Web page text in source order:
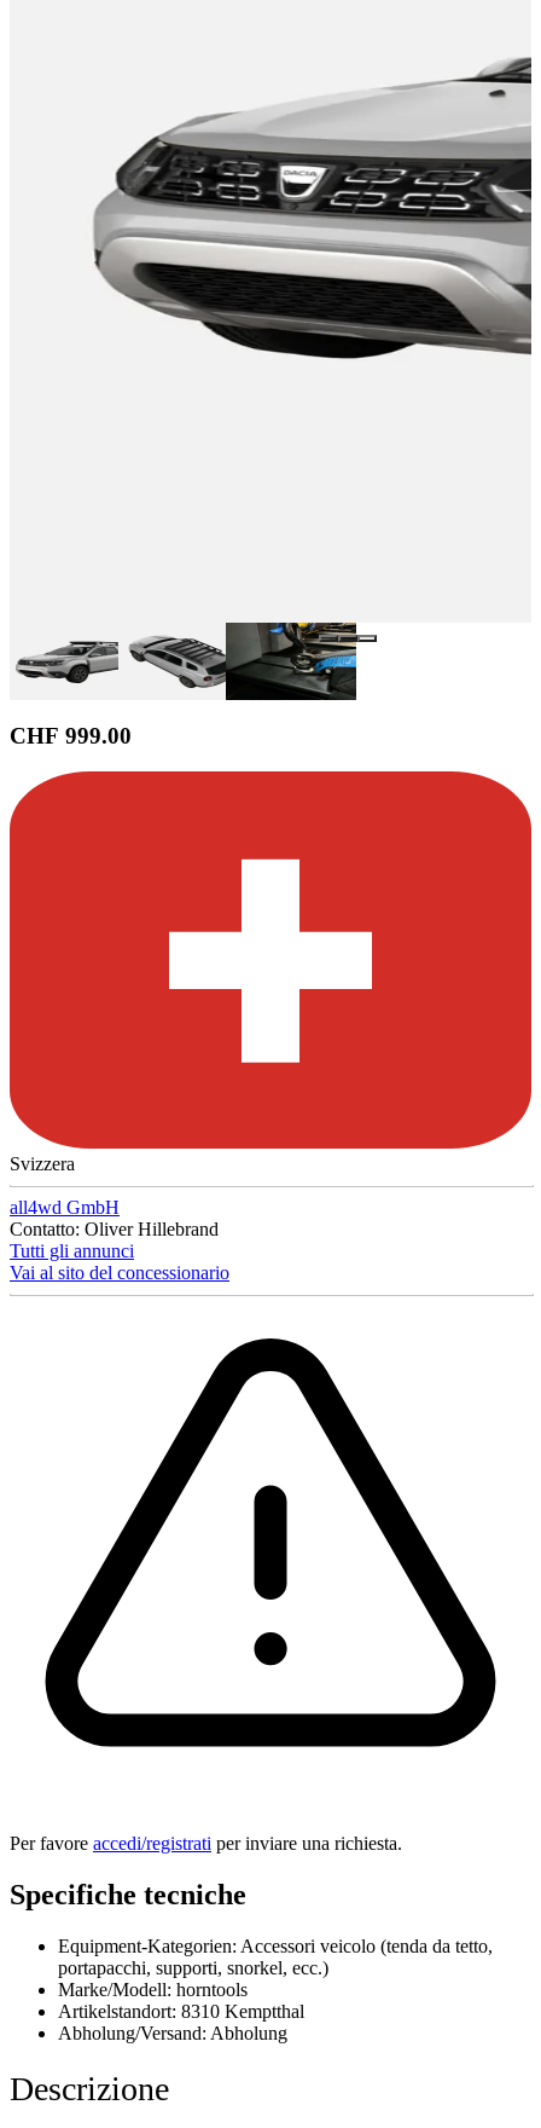
CHF 999.00
Svizzera
all4wd GmbH
Contatto: Oliver Hillebrand
Tutti gli annunci
Vai al sito del concessionario
Per favore accedi/registrati per inviare una richiesta.
Specifiche tecniche
Equipment-Kategorien: Accessori veicolo (tenda da tetto,
portapacchi, supporti, snorkel, ecc.)
Marke/Modell: horntools
Artikelstandort: 8310 Kemptthal
Abholung/Versand: Abholung
Descrizione